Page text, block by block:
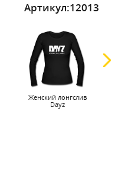
Артикул:12013
Женский лонгслив
Dayz